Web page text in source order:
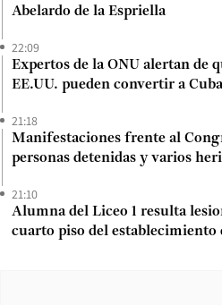
Abelardo de la Espriella
22:09
Expertos de la ONU alertan de
EE.UU. pueden convertir a
21:18
Manifestaciones frente al
personas detenidas y varios
21:10
Alumna del Liceo 1 resulta
cuarto piso del establecimiento